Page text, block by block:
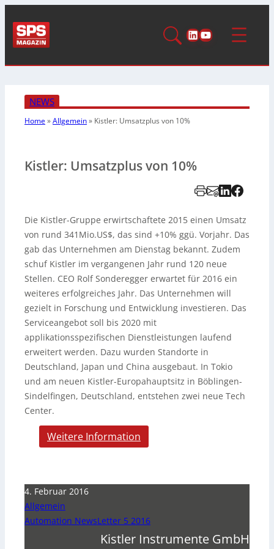
LinkedIn
YouTube
NEWS
Home»Allgemein» Kistler: Umsatzplus von 10%
Kistler: Umsatzplus von 10%
Die Kistler-Gruppe erwirtschaftete 2015 einen Umsatz
von rund 341Mio.US$, das sind +10% ggü. Vorjahr. Das
gab das Unternehmen am Dienstag bekannt. Zudem
schuf Kistler im vergangenen Jahr rund 120 neue
Stellen. CEO Rolf Sonderegger erwartet für 2016 ein
weiteres erfolgreiches Jahr. Das Unternehmen will
gezielt in Forschung und Entwicklung investieren. Das
Serviceangebot soll bis 2020 mit
applikationsspezifischen Dienstleistungen laufend
erweitert werden. Dazu wurden Standorte in
Deutschland, Japan und China ausgebaut. In Tokio
und am neuen Kistler-Europahauptsitz in Böblingen-
Sindelfingen, Deutschland, entstehen zwei neue Tech
Center.
Weitere Information
4. Februar 2016
Allgemein
Automation NewsLetter 5 2016
Kistler Instrumente GmbH